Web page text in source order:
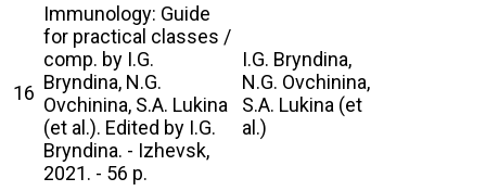
16
Immunology: Guide
for practical classes /
comp. by I.G.
Bryndina, N.G.
Ovchinina, S.A. Lukina
(et al.). Edited by I.G.
Bryndina. - Izhevsk,
2021. - 56 p.
I.G. Bryndina,
N.G. Ovchinina,
S.A. Lukina (et
al.)